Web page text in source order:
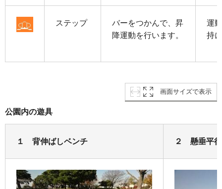
ステップ
バーをつかんで、昇
降運動を行います。
運
持
画面サイズで表示
公園内の遊具
１ 背伸ばしベンチ ２ 懸垂平